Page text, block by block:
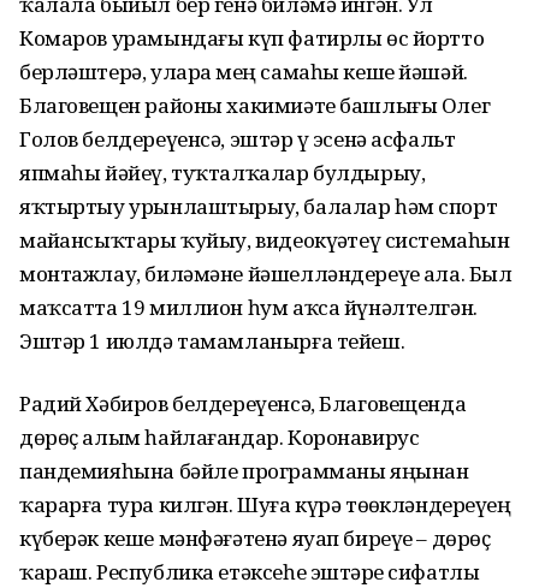
Комаров урамындағы күп фатирлы өс йортто
берләштерә, уларҙа мең самаһы кеше йәшәй.
Благовещен районы хакимиәте башлығы Олег
Голов белдереүенсә, эштәр үҙ эсенә асфальт
япмаһы йәйеү, туҡталҡалар булдырыу,
яҡтыртыу урынлаштырыу, балалар һәм спорт
майҙансыҡтары ҡуйыу, видеокүҙәтеү системаһын
монтажлау, биләмәне йәшелләндереүҙе ала. Был
маҡсатта 19 миллион һум аҡса йүнәлтелгән.
Эштәр 1 июлдә тамамланырға тейеш.
Радий Хәбиров белдереүенсә, Благовещенда
дөрөҫ алым һайлағандар. Коронавирус
пандемияһына бәйле программаны яңынан
ҡарарға тура килгән. Шуға күрә төҙөкләндереүҙең
күберәк кеше мәнфәғәтенә яуап биреүе – дөрөҫ
ҡараш. Республика етәксеһе эштәрҙе сифатлы